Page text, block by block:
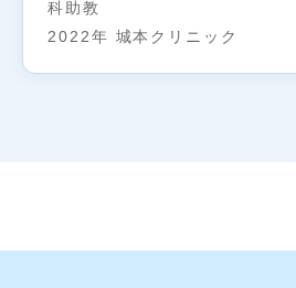
科助教
2022年 城本クリニック